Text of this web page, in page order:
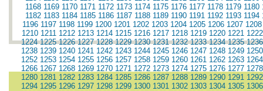
1168 1169 1170 1171 1172 1173 1174 1175 1176 1177 1178 1179 1180
1182 1183 1184 1185 1186 1187 1188 1189 1190 1191 1192 1193 1194
1196 1197 1198 1199 1200 1201 1202 1203 1204 1205 1206 1207 1208
1210 1211 1212 1213 1214 1215 1216 1217 1218 1219 1220 1221 1222
1224 1225 1226 1227 1228 1229 1230 1231 1232 1233 1234 1235 1236
1238 1239 1240 1241 1242 1243 1244 1245 1246 1247 1248 1249 1250
1252 1253 1254 1255 1256 1257 1258 1259 1260 1261 1262 1263 1264
1266 1267 1268 1269 1270 1271 1272 1273 1274 1275 1276 1277 1278
1280 1281 1282 1283 1284 1285 1286 1287 1288 1289 1290 1291 1292
1294 1295 1296 1297 1298 1299 1300 1301 1302 1303 1304 1305 1306